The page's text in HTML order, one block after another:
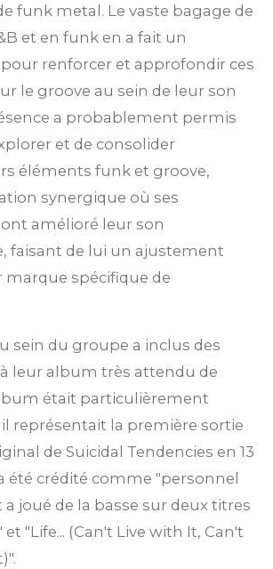
funk metal. Le vaste bagage de
et en funk en a fait un
renforcer et approfondir ces
le groove au sein de leur son
a probablement permis
et de consolider
éléments funk et groove,
synergique où ses
amélioré leur son
faisant de lui un ajustement
marque spécifique de
sein du groupe a inclus des
leur album très attendu de
était particulièrement
représentait la première sortie
de Suicidal Tendencies en 13
été crédité comme "personnel
joué de la basse sur deux titres
et "Life... (Can't Live with It, Can't